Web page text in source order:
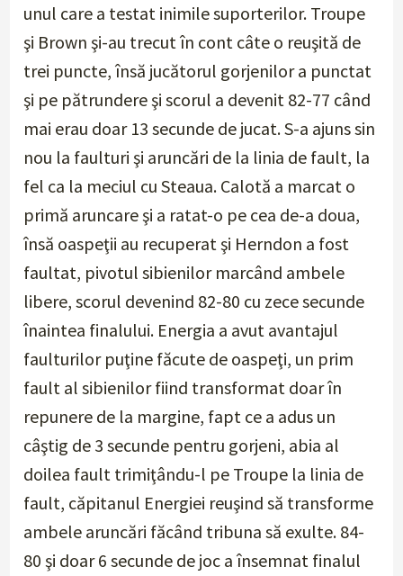
unul care a testat inimile suporterilor. Troupe
şi Brown şi-au trecut în cont câte o reuşită de
trei puncte, însă jucătorul gorjenilor a punctat
şi pe pătrundere şi scorul a devenit 82-77 când
mai erau doar 13 secunde de jucat. S-a ajuns sin
nou la faulturi şi aruncări de la linia de fault, la
fel ca la meciul cu Steaua. Calotă a marcat o
primă aruncare şi a ratat-o pe cea de-a doua,
însă oaspeţii au recuperat şi Herndon a fost
faultat, pivotul sibienilor marcând ambele
libere, scorul devenind 82-80 cu zece secunde
înaintea finalului. Energia a avut avantajul
faulturilor puţine făcute de oaspeţi, un prim
fault al sibienilor fiind transformat doar în
repunere de la margine, fapt ce a adus un
câştig de 3 secunde pentru gorjeni, abia al
doilea fault trimiţându-l pe Troupe la linia de
fault, căpitanul Energiei reuşind să transforme
ambele aruncări făcând tribuna să exulte. 84-
80 şi doar 6 secunde de joc a însemnat finalul